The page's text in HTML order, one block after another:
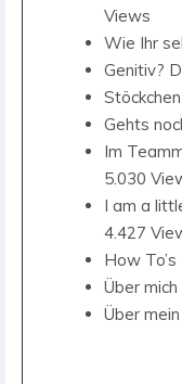
Views
Wie Ihr
Genitiv?
Gehts
Im
5.030
I am a
4.427
How To’s
Über mich
Über